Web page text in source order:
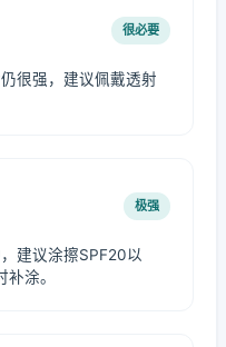
很必要
很强，建议佩戴透射
极强
建议涂擦SPF20以
涂。